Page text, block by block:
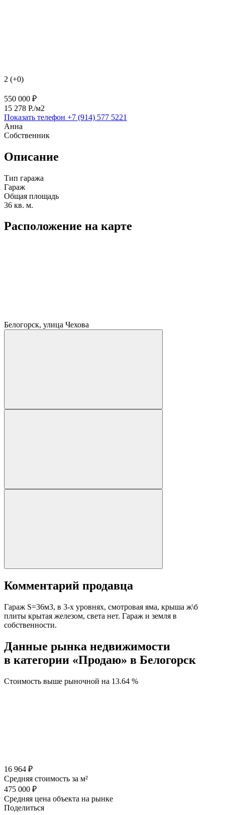
2 (+0)
550 000 ₽
15 278 P./м2
Показать телефон +7 (914) 577 5221
Анна
Собственник
Описание
Тип гаража
Гараж
Общая площадь
36 кв. м.
Расположение на карте
Белогорск, улица Чехова
Комментарий продавца
Гараж S=36м3, в 3-х уровнях, смотровая яма, крыша ж\б
плиты крытая железом, света нет. Гараж и земля в
собственности.
Данные рынка недвижимости
в категории «Продаю» в Белогорск
Стоимость выше рыночной на 13.64 %
16 964 ₽
Средняя стоимость за м²
475 000 ₽
Средняя цена объекта на рынке
Поделиться